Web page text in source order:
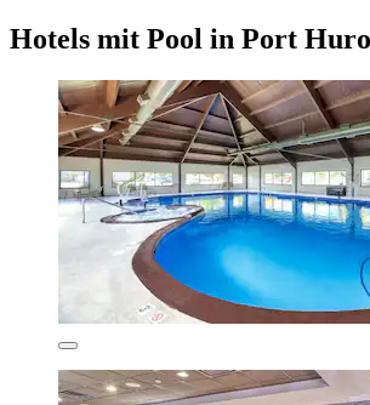
Hotels mit Pool in Port